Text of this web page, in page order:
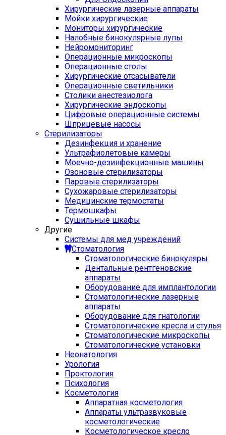
Хирургические лазерные аппараты
Мойки хирургические
Мониторы хирургические
Налобные бинокулярные лупы
Нейромониторинг
Операционные микроскопы
Операционные столы
Хирургические отсасыватели
Операционные светильники
Столики анестезиолога
Хирургические эндоскопы
Цифровые операционные системы
Шприцевые насосы
Стерилизаторы
Дезинфекция и хранение
Ультрафиолетовые камеры
Моечно-дезинфекционные машины
Озоновые стерилизаторы
Паровые стерилизаторы
Сухожаровые стерилизаторы
Медицинские термостаты
Термошкафы
Сушильные шкафы
Другие
Системы для мед учреждений
Стоматология
Стоматологические бинокуляры
Дентальные рентгеновские
аппараты
Оборудование для имплантологии
Стоматологические лазерные
аппараты
Оборудование для гнатологии
Стоматологические кресла и стулья
Стоматологические микроскопы
Стоматологические установки
Неонатология
Урология
Проктология
Психология
Косметология
Аппаратная косметология
Аппараты ультразвуковые
косметологические
Косметологическое кресло